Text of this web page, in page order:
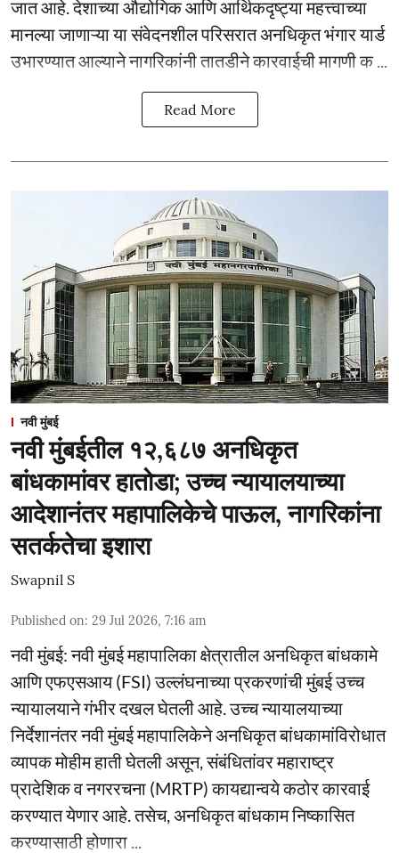
जात आहे. देशाच्या औद्योगिक आणि आर्थिकदृष्ट्या महत्त्वाच्या
मानल्या जाणाऱ्या या संवेदनशील परिसरात अनधिकृत भंगार यार्ड
उभारण्यात आल्याने नागरिकांनी तातडीने कारवाईची मागणी क ...
Read More
नवी मुंबई
नवी मुंबईतील १२,६८७ अनधिकृत
बांधकामांवर हातोडा; उच्च न्यायालयाच्या
आदेशानंतर महापालिकेचे पाऊल, नागरिकांना
सतर्कतेचा इशारा
Swapnil S
Published on: 29 Jul 2026, 7:16 am
नवी मुंबई: नवी मुंबई महापालिका क्षेत्रातील अनधिकृत बांधकामे
आणि एफएसआय (FSI) उल्लंघनाच्या प्रकरणांची मुंबई उच्च
न्यायालयाने गंभीर दखल घेतली आहे. उच्च न्यायालयाच्या
निर्देशानंतर नवी मुंबई महापालिकेने अनधिकृत बांधकामांविरोधात
व्यापक मोहीम हाती घेतली असून, संबंधितांवर महाराष्ट्र
प्रादेशिक व नगररचना (MRTP) कायद्यान्वये कठोर कारवाई
करण्यात येणार आहे. तसेच, अनधिकृत बांधकाम निष्कासित
करण्यासाठी होणारा ...